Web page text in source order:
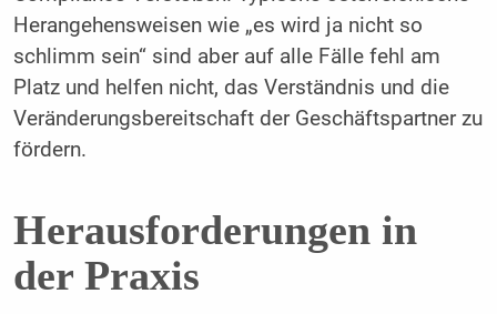
Herangehensweisen wie „es wird ja nicht so
schlimm sein“ sind aber auf alle Fälle fehl am
Platz und helfen nicht, das Verständnis und die
Veränderungsbereitschaft der Geschäftspartner zu
fördern.
Herausforderungen in
der Praxis